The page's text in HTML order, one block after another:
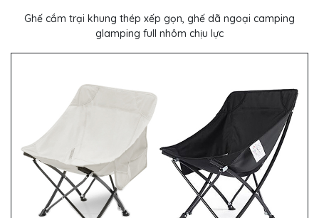
Ghế cắm trại khung thép xếp gọn, ghế dã ngoại camping
glamping full nhôm chịu lực